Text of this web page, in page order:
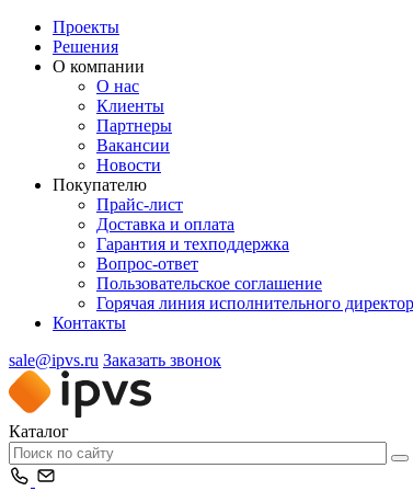
Проекты
Решения
О компании
О нас
Клиенты
Партнеры
Вакансии
Новости
Покупателю
Прайс-лист
Доставка и оплата
Гарантия и техподдержка
Вопрос-ответ
Пользовательское соглашение
Горячая линия исполнительного
Контакты
sale@ipvs.ru Заказать звонок
Каталог